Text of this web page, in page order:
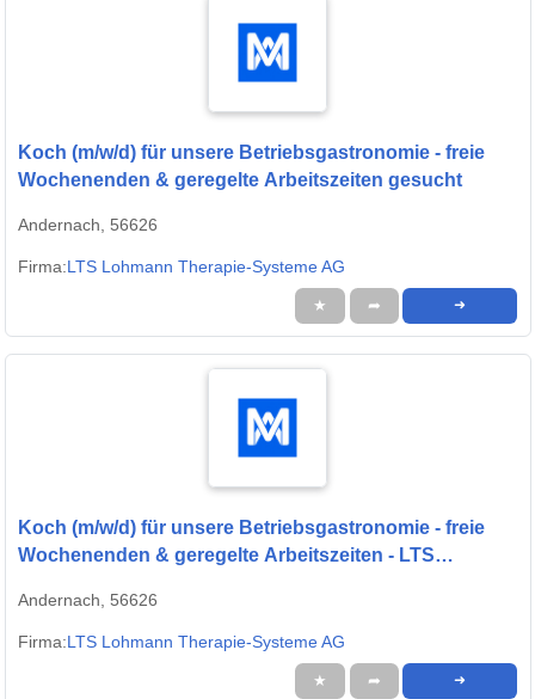
Koch (m/w/d) für unsere Betriebsgastronomie - freie
Wochenenden & geregelte Arbeitszeiten gesucht
Andernach, 56626
Firma:LTS Lohmann Therapie-Systeme AG
★ ➦ ➜
Koch (m/w/d) für unsere Betriebsgastronomie - freie
Wochenenden & geregelte Arbeitszeiten - LTS
Andernach, 56626
Firma:LTS Lohmann Therapie-Systeme AG
★ ➦ ➜